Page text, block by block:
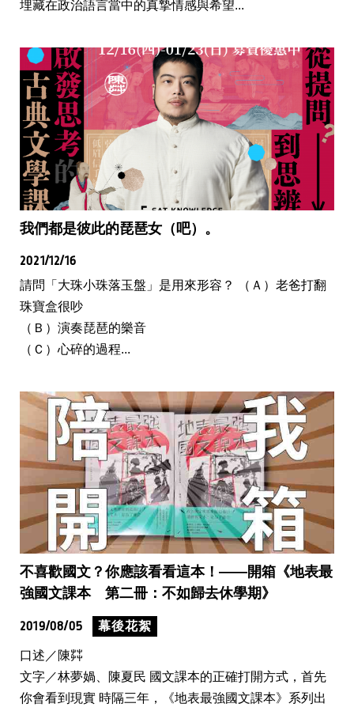
埋藏在政治語言當中的真摯情感與希望...
我們都是彼此的琵琶女（吧）。
2021/12/16
請問「大珠小珠落玉盤」是用來形容？ （Ａ）老爸打翻
珠寶盒很吵
（Ｂ）演奏琵琶的樂音
（Ｃ）心碎的過程...
不喜歡國文？你應該看看這本！——開箱《地表最
強國文課本 第二冊：不如歸去休學期》
2019/08/05 幕後花絮
口述／陳茻
文字／林夢媧、陳夏民 國文課本的正確打開方式，首先
你會看到現實 時隔三年，《地表最強國文課本》系列出